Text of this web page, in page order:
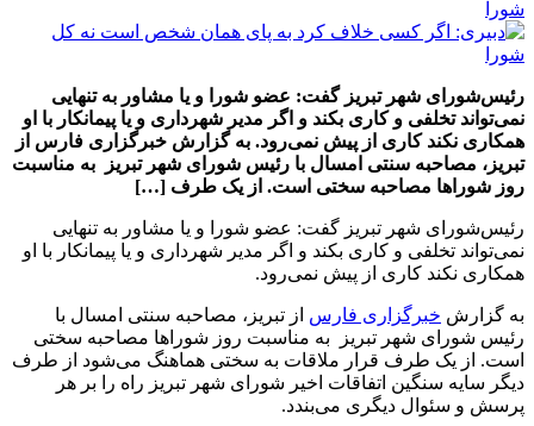
رئیس‌شورای شهر تبریز گفت: عضو شورا و یا مشاور به تنهایی
نمی‌تواند تخلفی و کاری بکند و اگر مدیر شهرداری و یا پیمانکار با او
همکاری نکند کاری از پیش نمی‌رود. به گزارش خبرگزاری فارس از
تبریز، مصاحبه سنتی امسال با رئیس شورای شهر تبریز به مناسبت
روز شوراها مصاحبه سختی است. از یک طرف […]
رئیس‌شورای شهر تبریز گفت: عضو شورا و یا مشاور به تنهایی
نمی‌تواند تخلفی و کاری بکند و اگر مدیر شهرداری و یا پیمانکار با او
همکاری نکند کاری از پیش نمی‌رود.
به گزارش خبرگزاری فارس از تبریز، مصاحبه سنتی امسال با
رئیس شورای شهر تبریز به مناسبت روز شوراها مصاحبه سختی
است. از یک طرف قرار ملاقات به سختی هماهنگ می‌شود از طرف
دیگر سایه سنگین اتفاقات اخیر شورای شهر تبریز راه را بر هر
پرسش و سئوال دیگری می‌بندد.